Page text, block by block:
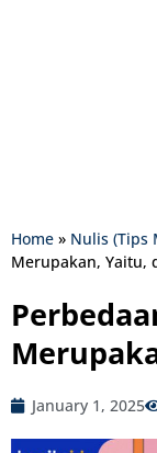
Home » Nulis (Tips
Merupakan, Yaitu,
January 1, 2025